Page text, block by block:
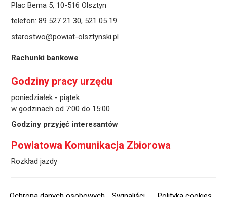
Plac Bema 5, 10-516 Olsztyn
telefon: 89 527 21 30, 521 05 19
starostwo@powiat-olsztynski.pl
Rachunki bankowe
Godziny pracy urzędu
poniedziałek - piątek
w godzinach od 7:00 do 15:00
Godziny przyjęć interesantów
Powiatowa Komunikacja Zbiorowa
Rozkład jazdy